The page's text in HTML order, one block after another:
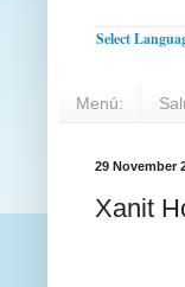
Select
Menú:
29 November
Xanit